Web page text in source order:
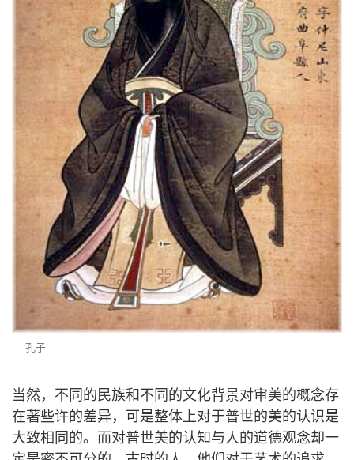
孔子
当然，不同的民族和不同的文化背景对审美的概念存
在著些许的差异，可是整体上对于普世的美的认识是
大致相同的。而对普世美的认知与人的道德观念却一